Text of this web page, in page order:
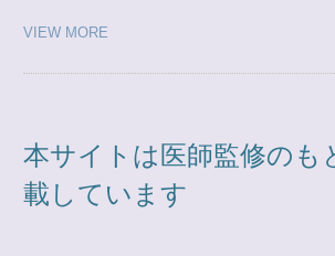
VIEW MORE
本サイトは医師監修のも
載しています